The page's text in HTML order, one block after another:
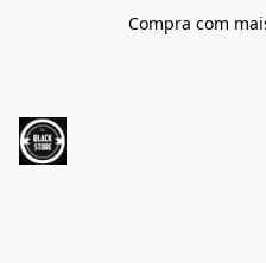
Compra com